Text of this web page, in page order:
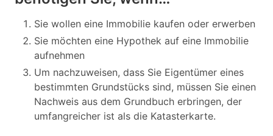
Sie wollen eine Immobilie kaufen oder erwerben
Sie möchten eine Hypothek auf eine Immobilie
aufnehmen
Um nachzuweisen, dass Sie Eigentümer eines
bestimmten Grundstücks sind, müssen Sie einen
Nachweis aus dem Grundbuch erbringen, der
umfangreicher ist als die Katasterkarte.